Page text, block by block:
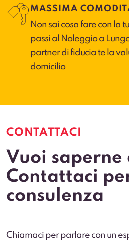
MASSIMA
Non sai cosa fare con la
passi al Noleggio a
partner di fiducia te la
domicilio
CONTATTACI
Vuoi saperne
Contattaci
consulenza
Chiamaci per parlare con un